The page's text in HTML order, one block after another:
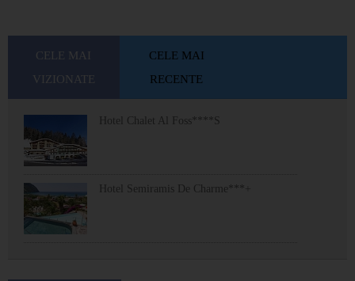
CELE MAI
VIZIONATE
CELE MAI
RECENTE
Hotel Chalet Al Foss****S
Hotel Semiramis De Charme***+